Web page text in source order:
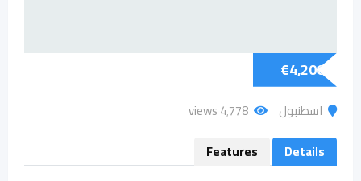
€4,200
اسطنبول
4٬778 views
Details
Features